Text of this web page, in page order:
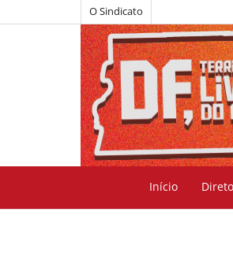
O Sindicato
Início